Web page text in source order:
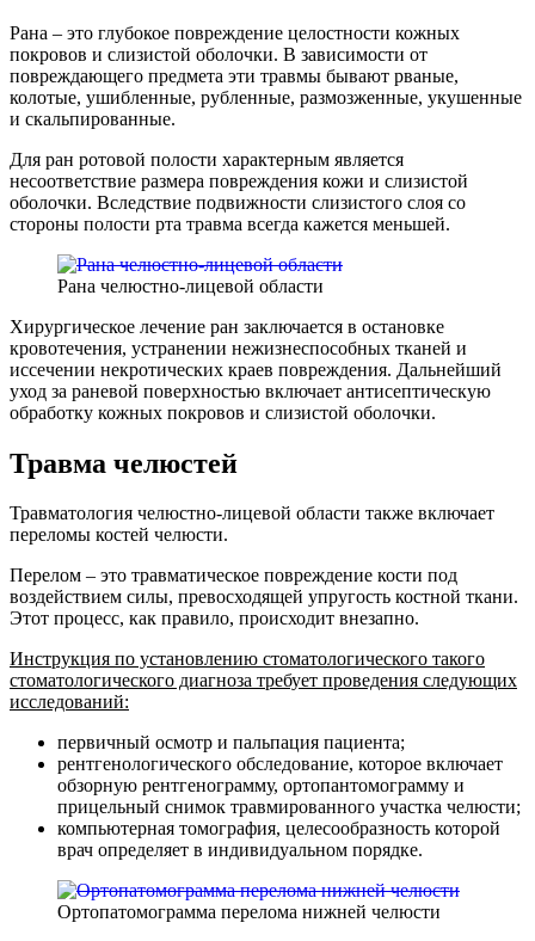
Рана – это глубокое повреждение целостности кожных
покровов и слизистой оболочки. В зависимости от
повреждающего предмета эти травмы бывают рваные,
колотые, ушибленные, рубленные, размозженные, укушенные
и скальпированные.
Для ран ротовой полости характерным является
несоответствие размера повреждения кожи и слизистой
оболочки. Вследствие подвижности слизистого слоя со
стороны полости рта травма всегда кажется меньшей.
Рана челюстно-лицевой области
Хирургическое лечение ран заключается в остановке
кровотечения, устранении нежизнеспособных тканей и
иссечении некротических краев повреждения. Дальнейший
уход за раневой поверхностью включает антисептическую
обработку кожных покровов и слизистой оболочки.
Травма челюстей
Травматология челюстно-лицевой области также включает
переломы костей челюсти.
Перелом – это травматическое повреждение кости под
воздействием силы, превосходящей упругость костной ткани.
Этот процесс, как правило, происходит внезапно.
Инструкция по установлению стоматологического такого
стоматологического диагноза требует проведения следующих
исследований:
первичный осмотр и пальпация пациента;
рентгенологического обследование, которое включает
обзорную рентгенограмму, ортопантомограмму и
прицельный снимок травмированного участка челюсти;
компьютерная томография, целесообразность которой
врач определяет в индивидуальном порядке.
Ортопатомограмма перелома нижней челюсти